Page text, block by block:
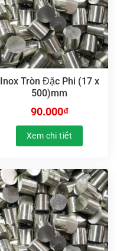
Inox Tròn Đặc Phi (17 x
500)mm
90.000₫
Xem chi tiết